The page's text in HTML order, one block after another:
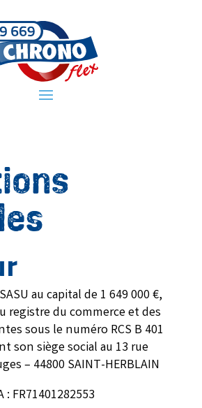
au capital de 1 649 000 €,
registre du commerce et des
sous le numéro RCS B 401
son siège social au 13 rue
– 44800 SAINT-HERBLAIN
FR71401282553